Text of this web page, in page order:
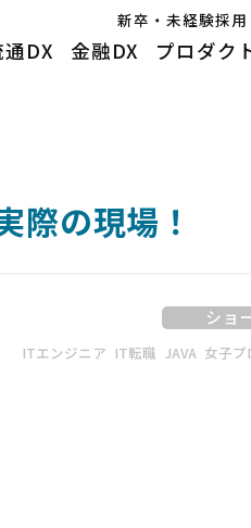
新卒・未経験採用
通DX 金融DX プロダク
際の現場！
ショ
ITエンジニア IT転職 JAVA 女子プ